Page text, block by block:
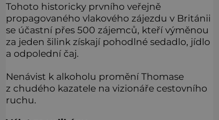
Tohoto historicky prvního veřejně
propagovaného vlakového zájezdu v Británii
se účastní přes 500 zájemců, kteří výměnou
za jeden šilink získají pohodlné sedadlo, jídlo
a odpolední čaj.
Nenávist k alkoholu promění Thomase
z chudého kazatele na vizionáře cestovního
ruchu.